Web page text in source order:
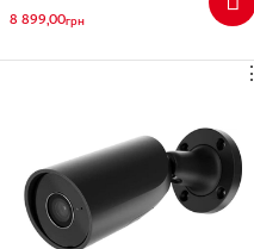
8 899,00грн
⋮